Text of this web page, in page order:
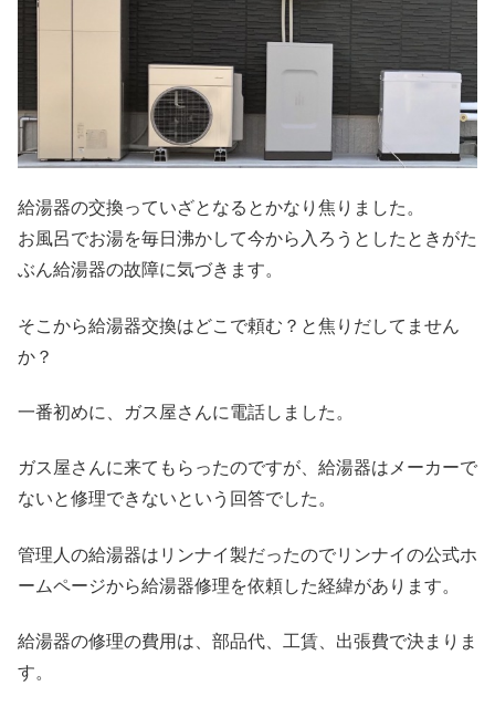
給湯器の交換っていざとなるとかなり焦りました。
お風呂でお湯を毎日沸かして今から入ろうとしたときがた
ぶん給湯器の故障に気づきます。
そこから給湯器交換はどこで頼む？と焦りだしてません
か？
一番初めに、ガス屋さんに電話しました。
ガス屋さんに来てもらったのですが、給湯器はメーカーで
ないと修理できないという回答でした。
管理人の給湯器はリンナイ製だったのでリンナイの公式ホ
ームページから給湯器修理を依頼した経緯があります。
給湯器の修理の費用は、部品代、工賃、出張費で決まりま
す。